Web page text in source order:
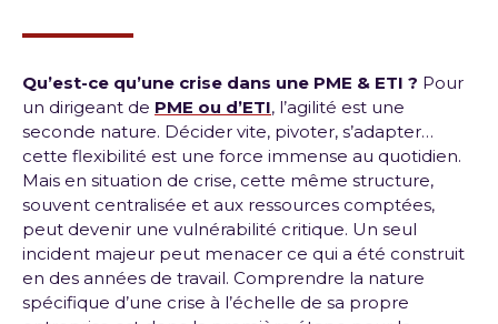
Qu’est-ce qu’une crise dans une PME & ETI ? Pour
un dirigeant de PME ou d’ETI, l’agilité est une
seconde nature. Décider vite, pivoter, s’adapter…
cette flexibilité est une force immense au quotidien.
Mais en situation de crise, cette même structure,
souvent centralisée et aux ressources comptées,
peut devenir une vulnérabilité critique. Un seul
incident majeur peut menacer ce qui a été construit
en des années de travail. Comprendre la nature
spécifique d’une crise à l’échelle de sa propre